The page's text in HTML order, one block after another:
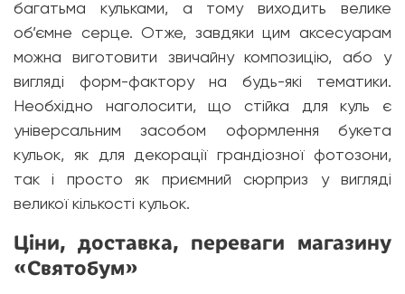
багатьма кульками, а тому виходить велике
об’ємне серце. Отже, завдяки цим аксесуарам
можна виготовити звичайну композицію, або у
вигляді форм-фактору на будь-які тематики.
Необхідно наголосити, що стійка для куль є
універсальним засобом оформлення букета
кульок, як для декорації грандіозної фотозони,
так і просто як приємний сюрприз у вигляді
великої кількості кульок.
Ціни, доставка, переваги магазину
«Святобум»